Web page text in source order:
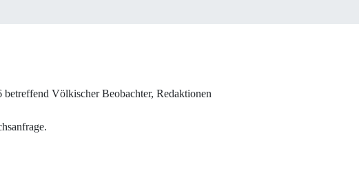
Völkischer Beobachter, Redaktionen